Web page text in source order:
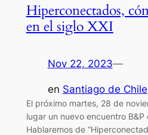
Hiperconectados,
en el siglo XXI
Nov 22, 2023—
en Santiago de Chile
El próximo martes, 28 de
lugar un nuevo encuentro B&P
Hablaremos de